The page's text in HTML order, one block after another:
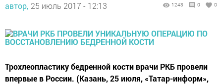
автор, 25 июль 2017 - 12:13 1243 0 0
Трохлеопластику бедренной кости врачи РКБ провели
впервые в России. (Казань, 25 июля, «Татар-информ»,